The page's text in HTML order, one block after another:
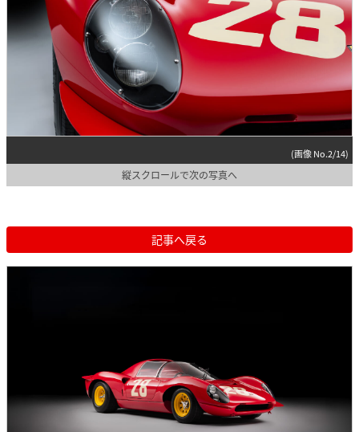
(画像 No.2/14)
縦スクロールで次の写真へ
記事へ戻る